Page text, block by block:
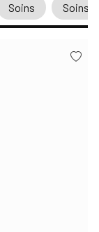
Soins Soins